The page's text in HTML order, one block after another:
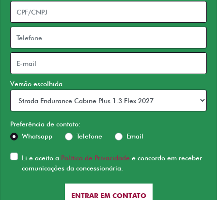
Versão escolhida
Preferência de contato:
Whatsapp
Telefone Email
Li e aceito a Política de Privacidade e concordo em receber
comunicações da concessionária.
ENTRAR EM CONTATO